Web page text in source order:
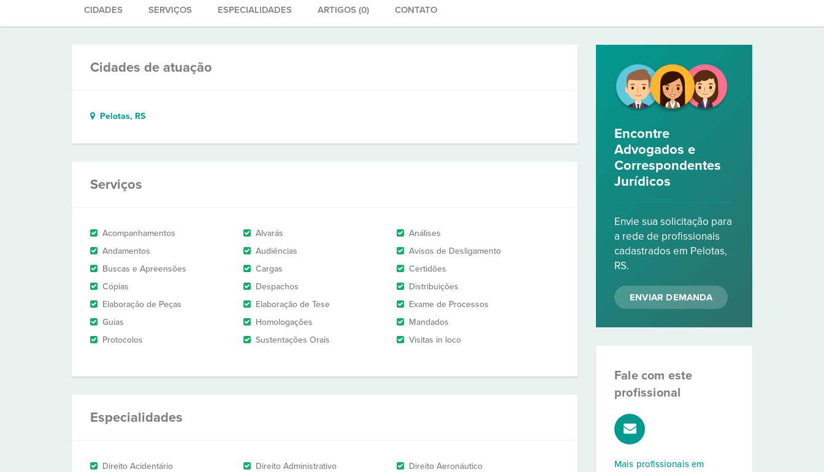
CIDADES SERVIÇOS ESPECIALIDADES ARTIGOS (0) CONTATO
Cidades de atuação
Pelotas, RS
Serviços
Acompanhamentos Alvarás
Análises
Andamentos
Audiências
Avisos de Desligamento
Buscas e Apreensões
Cargas
Certidões
Cópias
Despachos
Distribuições
Elaboração de Peças
Elaboração de Tese
Exame de Processos
Guias
Homologações
Mandados
Protocolos
Sustentações Orais Visitas in loco
Especialidades
Direito Acidentário Direito Administrativo
Direito Aeronáutico
Encontre
Advogados e
Correspondentes
Jurídicos
Envie sua solicitação para
a rede de profissionais
cadastrados em Pelotas,
RS.
ENVIAR DEMANDA
Fale com este
profissional
Mais profissionais em